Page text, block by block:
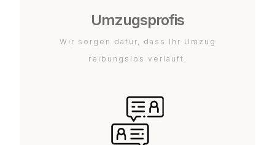
Umzugsprofis
Wir sorgen dafür, dass Ihr Umzug
reibungslos verläuft.